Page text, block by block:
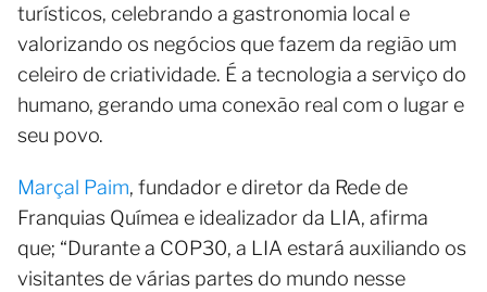
turísticos, celebrando a gastronomia local e
valorizando os negócios que fazem da região um
celeiro de criatividade. É a tecnologia a serviço do
humano, gerando uma conexão real com o lugar e
seu povo.
Marçal Paim, fundador e diretor da Rede de
Franquias Químea e idealizador da LIA, afirma
que; “Durante a COP30, a LIA estará auxiliando os
visitantes de várias partes do mundo nesse